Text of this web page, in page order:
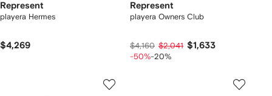
Represent
playera Hermes
$4,269
Represent
playera Owners Club
$4,160 $2,041 $1,633
-50%-20%